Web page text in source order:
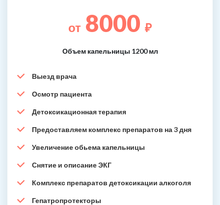
от 8000 ₽
Объем капельницы 1200 мл
Выезд врача
Осмотр пациента
Детоксикационная терапия
Предоставляем комплекс препаратов на 3 дня
Увеличение обьема капельницы
Снятие и описание ЭКГ
Комплекс препаратов детоксикации алкоголя
Гепатропротекторы